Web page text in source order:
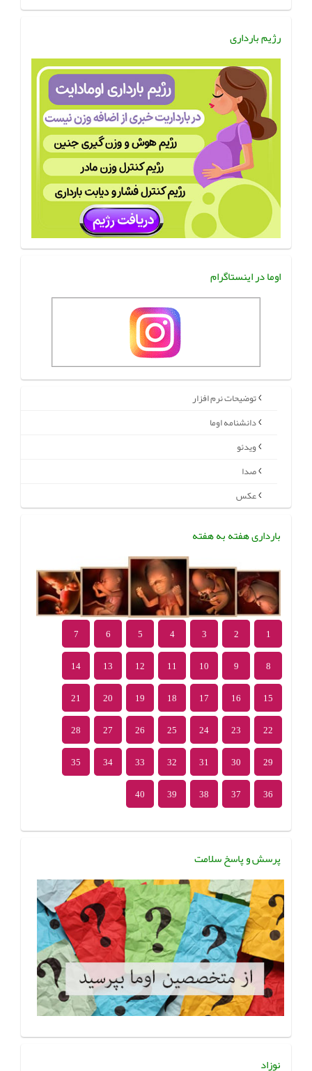
رژیم بارداری
اوما در اینستاگرام
توضیحات نرم افزار
دانشنامه اوما
ویدئو
صدا
عکس
بارداری هفته به هفته
1
2
3
4
5
6
7
8
9
10
11
12
13
14
15
16
17
18
19
20
21
22
23
24
25
26
27
28
29
30
31
32
33
34
35
36
37
38
39
40
پرسش و پاسخ سلامت
نوزاد